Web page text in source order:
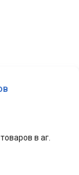
в аг.